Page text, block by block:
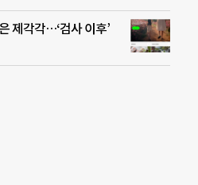
제각각…‘검사 이후’